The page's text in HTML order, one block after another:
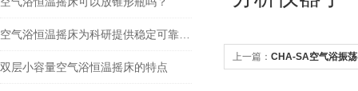
双层小容量空气浴恒温摇床的特点
上一篇： CHA-SA空气浴振